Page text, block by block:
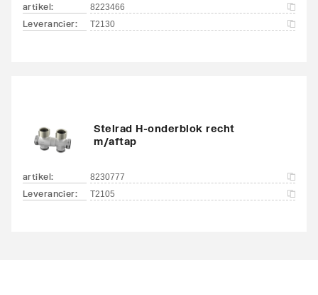
artikel: 8223466
Leverancier: T2130
Stelrad H-onderblok recht
m/aftap
artikel: 8230777
Leverancier: T2105